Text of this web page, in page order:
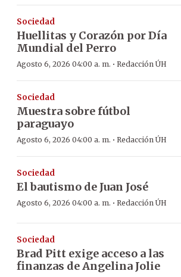
Sociedad
Huellitas y Corazón por Día
Mundial del Perro
Agosto 6, 2026 04:00 a. m. · Redacción ÚH
Sociedad
Muestra sobre fútbol
paraguayo
Agosto 6, 2026 04:00 a. m. · Redacción ÚH
Sociedad
El bautismo de Juan José
Agosto 6, 2026 04:00 a. m. · Redacción ÚH
Sociedad
Brad Pitt exige acceso a las
finanzas de Angelina Jolie